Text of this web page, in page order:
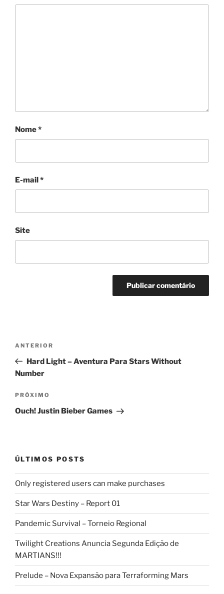
Nome*
E-mail*
Site
Post
Post
anterior
ANTERIOR
Hard Light – Aventura Para Stars Without
Number
Próximo
post
PRÓXIMO
Ouch! Justin Bieber Games
ÚLTIMOS POSTS
Only registered users can make purchases
Star Wars Destiny – Report 01
Pandemic Survival – Torneio Regional
Twilight Creations Anuncia Segunda Edição de
MARTIANS!!!
Prelude – Nova Expansão para Terraforming Mars